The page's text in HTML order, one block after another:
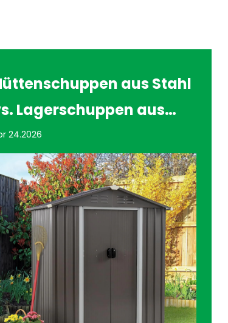
aus Stahl
Lagerschuppen aus
Vor- und Nachteile
24.2026